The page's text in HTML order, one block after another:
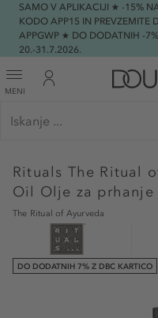
SAMO V APLIKACIJI ★ -15%
KODO APP15 IN
APPGWP ★ DO DODATNIH -
20.-31.7.2026.
MENI
Rituals The Ritual
Oil Olje za prhanje
The Ritual of Ayurveda
DO DODATNIH 7% Z DBC KARTICO